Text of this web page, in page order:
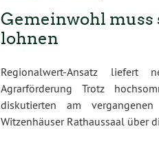
Gemeinwohl muss
lohnen
Regionalwert-Ansatz liefert
Agrarförderung Trotz
diskutierten am
Witzenhäuser Rathaussaal über